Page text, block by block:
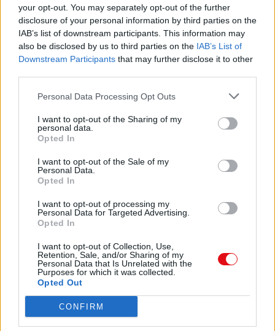
your opt-out. You may separately opt-out of the further
disclosure of your personal information by third parties on the
IAB’s list of downstream participants. This information may
also be disclosed by us to third parties on the IAB’s List of
Downstream Participants that may further disclose it to other
Personal Data Processing Opt Outs
I want to opt-out of the Sharing of my
personal data.
Opted In
I want to opt-out of the Sale of my
Personal Data.
Opted In
I want to opt-out of processing my
Personal Data for Targeted Advertising.
Opted In
I want to opt-out of Collection, Use,
Retention, Sale, and/or Sharing of my
Personal Data that Is Unrelated with the
Purposes for which it was collected.
Opted Out
CONFIRM
Caja PDF
Sobre Caja PDF
Cargar un archivo
Caja de instrumento
Términos de Uso del sitio
Contacto
Administrador de archivos
Conectar
Crea una cuenta Caja PDF
Contraseña perdida
Preferencias de usuario
Archivos públicos
Este dia
20242023 2022